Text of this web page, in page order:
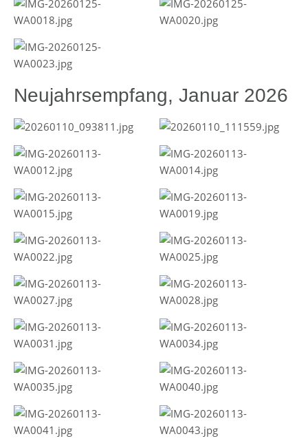
Neujahrsempfang, Januar 2026